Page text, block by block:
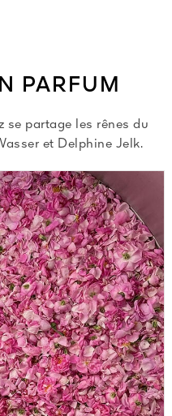
PARFUM
se partage les rênes du
et Delphine Jelk.